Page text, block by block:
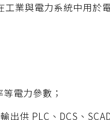
工業與電力系統中用於
電力參數；
供 PLC、DCS、